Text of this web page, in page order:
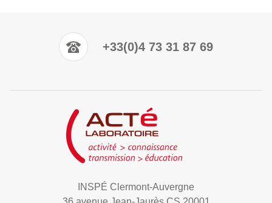
+33(0)4 73 31 87 69
INSPÉ Clermont-Auvergne